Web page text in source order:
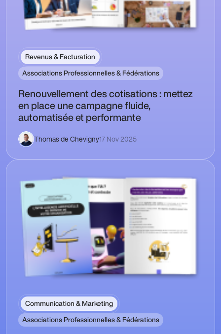
Revenus & Facturation
Associations Professionnelles & Fédérations
Renouvellement des cotisations : mettez
en place une campagne fluide,
automatisée et performante
Thomas de Chevigny17 Nov 2025
Communication & Marketing
Associations Professionnelles & Fédérations